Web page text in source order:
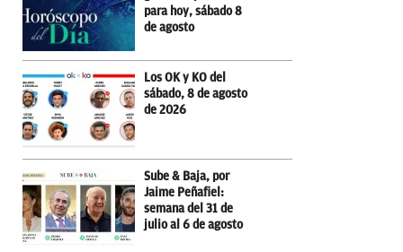
para hoy, sábado 8
de agosto
Los OK y KO del
sábado, 8 de agosto
de 2026
Sube & Baja, por
Jaime Peñafiel:
semana del 31 de
julio al 6 de agosto